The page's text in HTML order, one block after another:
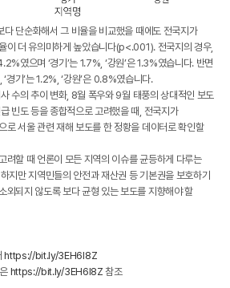
다 단순화해서 그 비율을 비교했을 때에도 전국지가
이 더 유의미하게 높았습니다(p<.001). 전국지의 경우,
였으며 ‘경기’는 1.7%, ‘강원’은 1.3%였습니다. 반면
경기’는 1.2%, ‘강원’은 0.8%였습니다.
수의 추이 변화, 8월 폭우와 9월 태풍의 상대적인 보도
빈도 등을 종합적으로 고려했을 때, 전국지가
로 서울 관련 재해 보도를 한 정황을 데이터로 확인할
려할 때 언론이 모든 지역의 이슈를 균등하게 다루는
지만 지역민들의 안전과 재산권 등 기본권을 보호하기
외되지 않도록 보다 균형 있는 보도를 지향해야 할
https://bit.ly/3EH6I8Z
https://bit.ly/3EH6I8Z 참조